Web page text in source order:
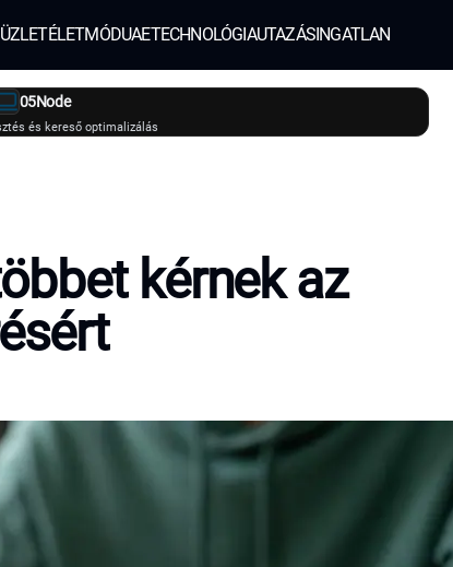
ÜZLETÉLETMÓDUAETECHNOLÓGIAUTAZÁSINGATLAN
05Node
és kereső optimalizálás
kérnek az